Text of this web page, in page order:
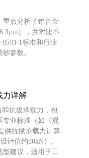
重点分析了铝合金
），并对比不
1标准和行业
参数。
力详解
抗拔承载力，包
专业标准（如《混
供抗拔承载力计算
计值约80kN）。
型建议，适用于工